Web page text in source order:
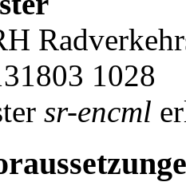
1028
sr-encml